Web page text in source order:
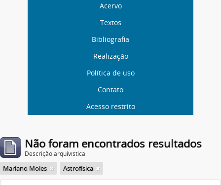
Acervo
Textos
Bibliografia
Realização
Política de uso
Contato
Acesso restrito
Não foram encontrados resultados
Descrição arquivística
Mariano Moles Astrofísica